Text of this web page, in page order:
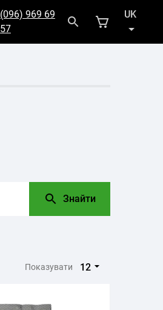
(096) 969 69
57
UK
RU
Знайти
Показувати 12